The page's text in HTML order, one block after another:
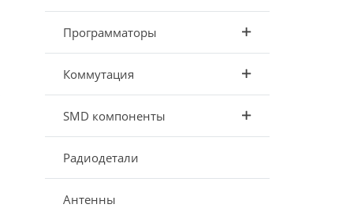
Программаторы
Коммутация
SMD компоненты
Радиодетали
Антенны